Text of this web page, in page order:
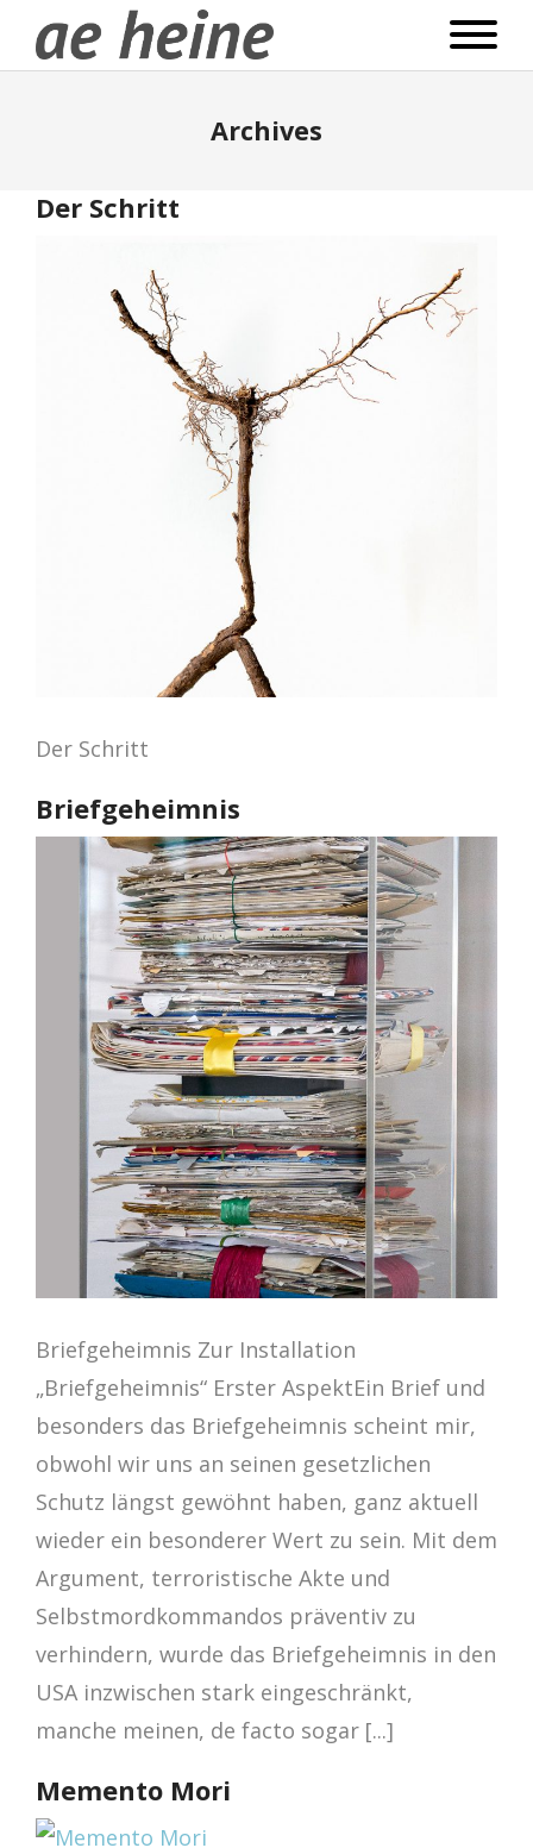
Archives
Der Schritt
Der Schritt
Briefgeheimnis
Briefgeheimnis Zur Installation
„Briefgeheimnis“ Erster AspektEin Brief und
besonders das Briefgeheimnis scheint mir,
obwohl wir uns an seinen gesetzlichen
Schutz längst gewöhnt haben, ganz aktuell
wieder ein besonderer Wert zu sein. Mit dem
Argument, terroristische Akte und
Selbstmordkommandos präventiv zu
verhindern, wurde das Briefgeheimnis in den
USA inzwischen stark eingeschränkt,
manche meinen, de facto sogar [...]
Memento Mori